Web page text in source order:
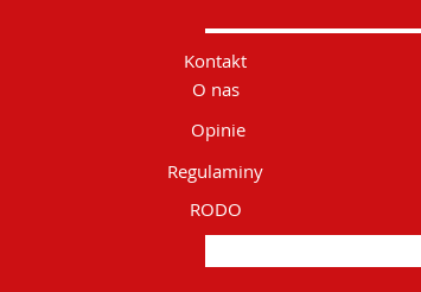
Kontakt
O nas
Opinie
Regulaminy
RODO